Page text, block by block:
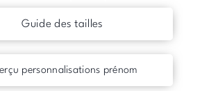
Guide des tailles
personnalisations prénom